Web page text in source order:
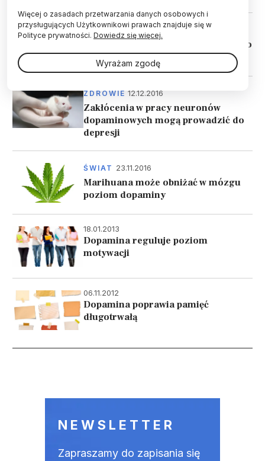
ŚWIAT 17.07.2025
Dopamina działa inaczej niż sądzono
ZDROWIE 12.12.2016
Zakłócenia w pracy neuronów
dopaminowych mogą prowadzić do
depresji
ŚWIAT 23.11.2016
Marihuana może obniżać w mózgu
poziom dopaminy
18.01.2013
Dopamina reguluje poziom
motywacji
06.11.2012
Dopamina poprawia pamięć
długotrwałą
NEWSLETTER
Zapraszamy do zapisania się
Więcej o zasadach przetwarzania danych osobowych i
przysługujących Użytkownikowi prawach znajduje się w
Polityce prywatności. Dowiedz się więcej.
Wyrażam zgodę